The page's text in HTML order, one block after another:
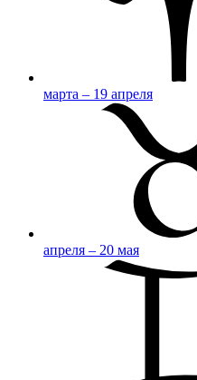
марта – 19 апреля
апреля – 20 мая